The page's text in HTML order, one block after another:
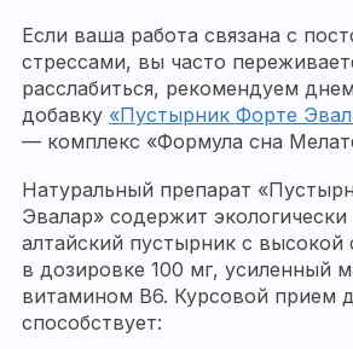
Если ваша работа связана с
стрессами, вы часто
расслабиться, рекомендуем
добавку «Пустырник Форте
— комплекс «Формула сна
Натуральный препарат
Эвалар» содержит
алтайский пустырник с высокой
в дозировке 100 мг, усиленный
витамином В6. Курсовой прием
способствует: